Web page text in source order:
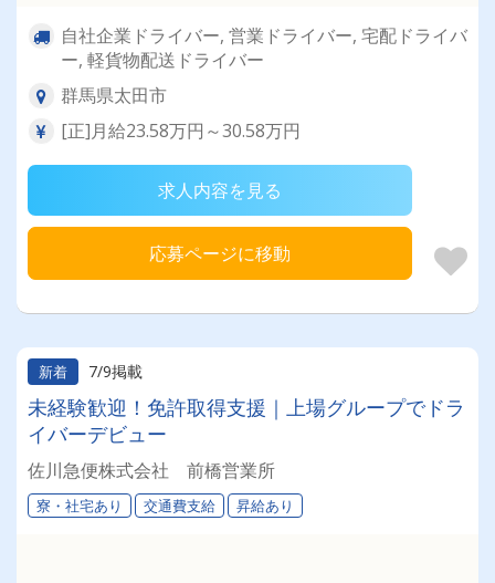
自社企業ドライバー, 営業ドライバー, 宅配ドライバ
ー, 軽貨物配送ドライバー
群馬県太田市
[正]月給23.58万円～30.58万円
求人内容を見る
応募ページに移動
新着 7/9掲載
未経験歓迎！免許取得支援｜上場グループでドラ
イバーデビュー
佐川急便株式会社 前橋営業所
寮・社宅あり 交通費支給 昇給あり